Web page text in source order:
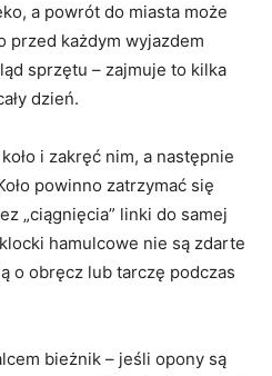
a powrót do miasta może
przed każdym wyjazdem
sprzętu – zajmuje to kilka
dzień.
i zakręć nim, a następnie
powinno zatrzymać się
„ciągnięcia” linki do samej
hamulcowe nie są zdarte
o obręcz lub tarczę podczas
bieżnik – jeśli opony są